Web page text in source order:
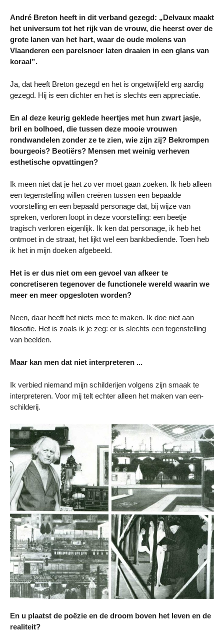
André Breton heeft in dit verband gezegd: „Delvaux maakt
het universum tot het rijk van de vrouw, die heerst over de
grote lanen van het hart, waar de oude molens van
Vlaanderen een parelsnoer laten draaien in een glans van
koraal”.
Ja, dat heeft Breton gezegd en het is ongetwijfeld erg aardig
gezegd. Hij is een dichter en het is slechts een appreciatie.
En al deze keurig geklede heertjes met hun zwart jasje,
bril en bolhoed, die tussen deze mooie vrouwen
rondwandelen zonder ze te zien, wie zijn zij? Bekrompen
bourgeois? Beotiërs? Mensen met weinig verheven
esthetische opvattingen?
Ik meen niet dat je het zo ver moet gaan zoeken. Ik heb alleen
een tegenstelling willen creëren tussen een bepaalde
voorstelling en een bepaald personage dat, bij wijze van
spreken, verloren loopt in deze voorstelling: een beetje
tragisch verloren eigenlijk. Ik ken dat personage, ik heb het
ontmoet in de straat, het lijkt wel een bankbediende. Toen heb
ik het in mijn doeken afgebeeld.
Het is er dus niet om een gevoel van afkeer te
concretiseren tegenover de functionele wereld waarin we
meer en meer opgesloten worden?
Neen, daar heeft het niets mee te maken. Ik doe niet aan
filosofie. Het is zoals ik je zeg: er is slechts een tegenstelling
van beelden.
Maar kan men dat niet interpreteren ...
Ik verbied niemand mijn schilderijen volgens zijn smaak te
interpreteren. Voor mij telt echter alleen het maken van een-
schilderij.
En u plaatst de poëzie en de droom boven het leven en de
realiteit?